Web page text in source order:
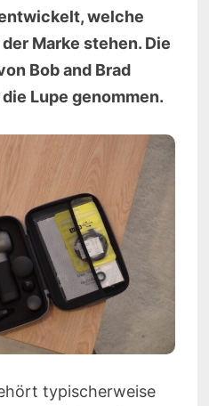
welche
Marke stehen. Die
Bob and Brad
Lupe genommen.
typischerweise